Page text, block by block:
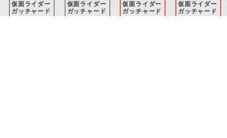
仮面ライダー
ガッチャード
仮面ライダー
ガッチャード
仮面ライダー
ガッチャード
仮面ライダー
ガッチャード